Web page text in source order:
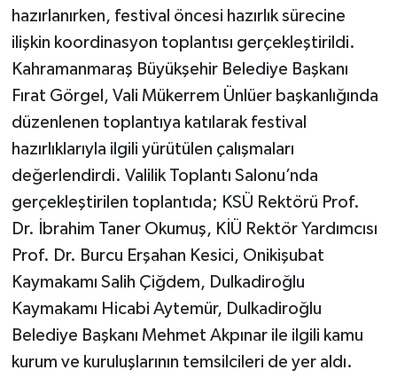
hazırlanırken, festival öncesi hazırlık sürecine
ilişkin koordinasyon toplantısı gerçekleştirildi.
Kahramanmaraş Büyükşehir Belediye Başkanı
Fırat Görgel, Vali Mükerrem Ünlüer başkanlığında
düzenlenen toplantıya katılarak festival
hazırlıklarıyla ilgili yürütülen çalışmaları
değerlendirdi. Valilik Toplantı Salonu’nda
gerçekleştirilen toplantıda; KSÜ Rektörü Prof.
Dr. İbrahim Taner Okumuş, KİÜ Rektör Yardımcısı
Prof. Dr. Burcu Erşahan Kesici, Onikişubat
Kaymakamı Salih Çiğdem, Dulkadiroğlu
Kaymakamı Hicabi Aytemür, Dulkadiroğlu
Belediye Başkanı Mehmet Akpınar ile ilgili kamu
kurum ve kuruluşlarının temsilcileri de yer aldı.